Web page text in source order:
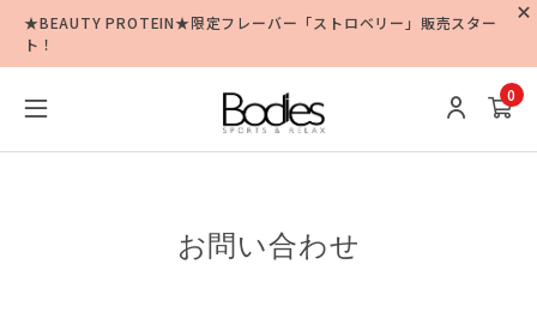
★BEAUTY PROTEIN★限定フレーバー「ストロベリー」販売スター
ト！
0
お問い合わせ